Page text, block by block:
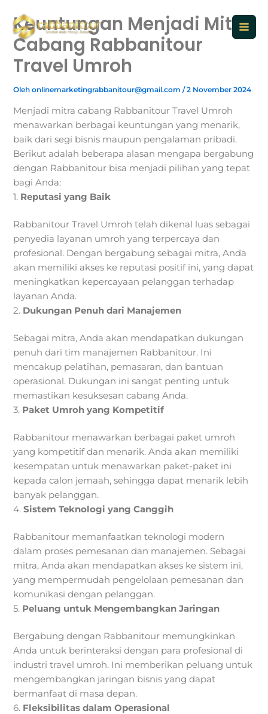
konten
Keuntungan Menjadi Mitra
Cabang Rabbanitour
Travel Umroh
Olehonlinemarketingrabbanitour@gmail.com/2 November 2024
Menjadi mitra cabang Rabbanitour Travel Umroh
menawarkan berbagai keuntungan yang menarik,
baik dari segi bisnis maupun pengalaman pribadi.
Berikut adalah beberapa alasan mengapa bergabung
dengan Rabbanitour bisa menjadi pilihan yang tepat
bagi Anda:
1. Reputasi yang Baik
Rabbanitour Travel Umroh telah dikenal luas sebagai
penyedia layanan umroh yang terpercaya dan
profesional. Dengan bergabung sebagai mitra, Anda
akan memiliki akses ke reputasi positif ini, yang dapat
meningkatkan kepercayaan pelanggan terhadap
layanan Anda.
2. Dukungan Penuh dari Manajemen
Sebagai mitra, Anda akan mendapatkan dukungan
penuh dari tim manajemen Rabbanitour. Ini
mencakup pelatihan, pemasaran, dan bantuan
operasional. Dukungan ini sangat penting untuk
memastikan kesuksesan cabang Anda.
3. Paket Umroh yang Kompetitif
Rabbanitour menawarkan berbagai paket umroh
yang kompetitif dan menarik. Anda akan memiliki
kesempatan untuk menawarkan paket-paket ini
kepada calon jemaah, sehingga dapat menarik lebih
banyak pelanggan.
4.Sistem Teknologi yang Canggih
Rabbanitour memanfaatkan teknologi modern
dalam proses pemesanan dan manajemen. Sebagai
mitra, Anda akan mendapatkan akses ke sistem ini,
yang mempermudah pengelolaan pemesanan dan
komunikasi dengan pelanggan.
5. Peluang untuk Mengembangkan Jaringan
Bergabung dengan Rabbanitour memungkinkan
Anda untuk berinteraksi dengan para profesional di
industri travel umroh. Ini memberikan peluang untuk
mengembangkan jaringan bisnis yang dapat
bermanfaat di masa depan.
6. Fleksibilitas dalam Operasional